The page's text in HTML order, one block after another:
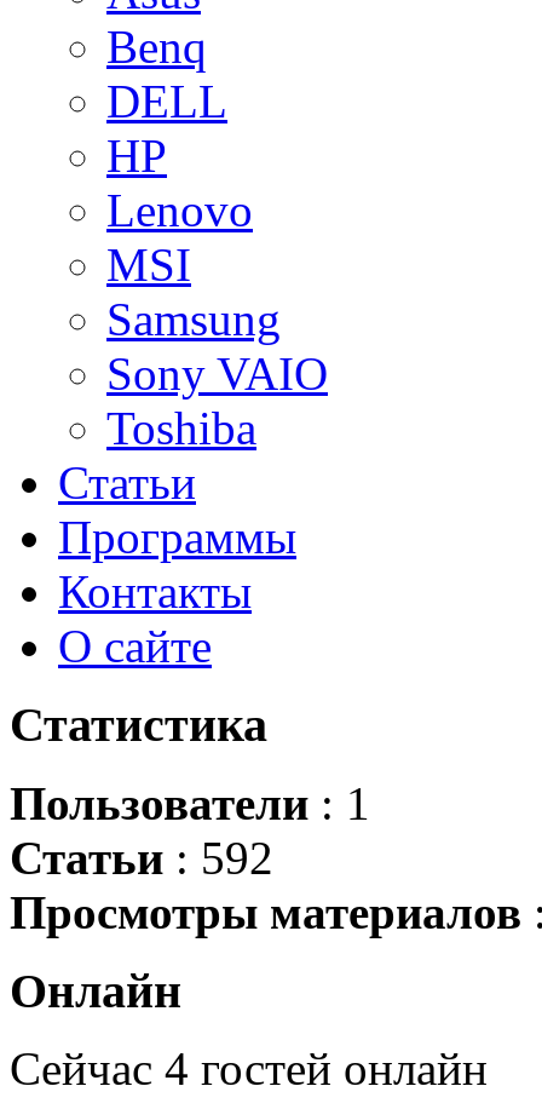
Benq
DELL
HP
Lenovo
MSI
Samsung
Sony VAIO
Toshiba
Статьи
Программы
Контакты
О сайте
Статистика
Пользователи : 1
Статьи : 592
Просмотры материалов
Онлайн
Сейчас 4 гостей онлайн